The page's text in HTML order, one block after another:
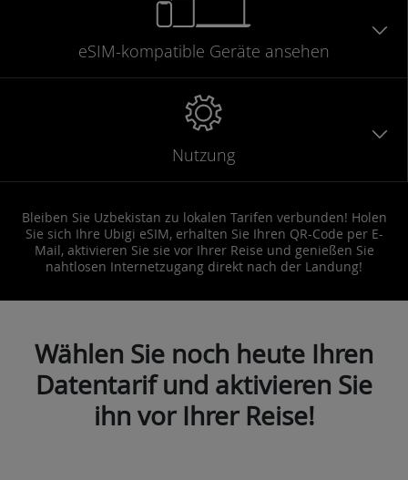
eSIM-kompatible Geräte ansehen
Nutzung
Bleiben Sie Uzbekistan zu lokalen Tarifen verbunden! Holen
Sie sich Ihre Ubigi eSIM, erhalten Sie Ihren QR-Code per E-
Mail, aktivieren Sie sie vor Ihrer Reise und genießen Sie
nahtlosen Internetzugang direkt nach der Landung!
Wählen Sie noch heute Ihren
Datentarif und aktivieren Sie
ihn vor Ihrer Reise!